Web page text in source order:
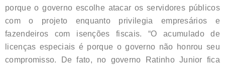
porque o governo escolhe atacar os servidores públicos
com o projeto enquanto privilegia empresários e
fazendeiros com isenções fiscais. “O acumulado de
licenças especiais é porque o governo não honrou seu
compromisso. De fato, no governo Ratinho Junior fica